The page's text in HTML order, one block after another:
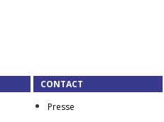
CONTACT
Presse